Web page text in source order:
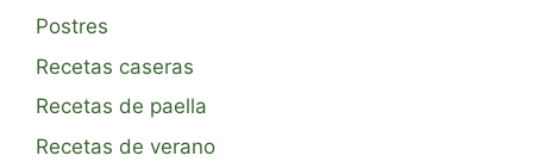
Postres
Recetas caseras
Recetas de paella
Recetas de verano